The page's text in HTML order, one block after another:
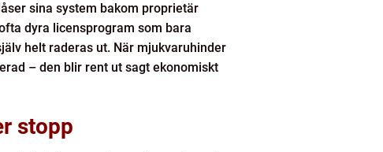
sina system bakom proprietär
dyra licensprogram som bara
helt raderas ut. När mjukvaruhinder
– den blir rent ut sagt ekonomiskt
stopp